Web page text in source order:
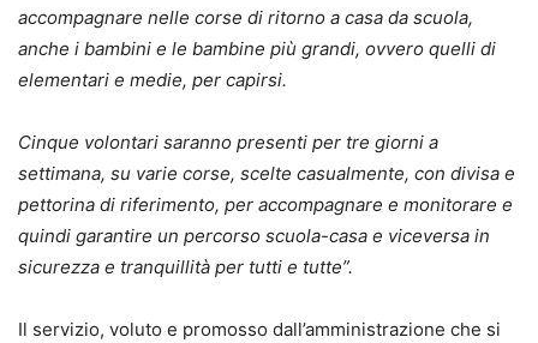
accompagnare nelle corse di ritorno a casa da scuola,
anche i bambini e le bambine più grandi, ovvero quelli di
elementari e medie, per capirsi.
Cinque volontari saranno presenti per tre giorni a
settimana, su varie corse, scelte casualmente, con divisa e
pettorina di riferimento, per accompagnare e monitorare e
quindi garantire un percorso scuola-casa e viceversa in
sicurezza e tranquillità per tutti e tutte”.
Il servizio, voluto e promosso dall’amministrazione che si